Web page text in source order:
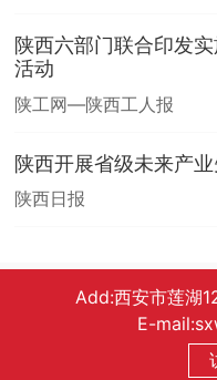
陕西六部门联合印发
活动
陕工网—陕西工人报
陕西开展省级未来产
陕西日报
Add:西安市莲湖
E-